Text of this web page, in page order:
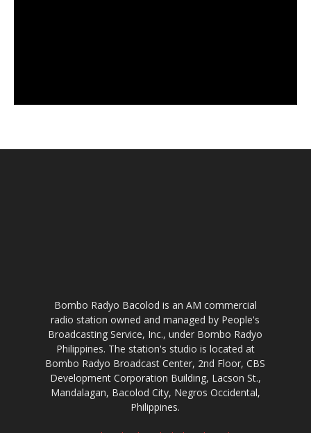
Bombo Radyo Bacolod is an AM commercial
radio station owned and managed by People's
Broadcasting Service, Inc., under Bombo Radyo
Philippines. The station's studio is located at
Bombo Radyo Broadcast Center, 2nd Floor, CBS
Development Corporation Building, Lacson St.,
Mandalagan, Bacolod City, Negros Occidental,
Philippines.